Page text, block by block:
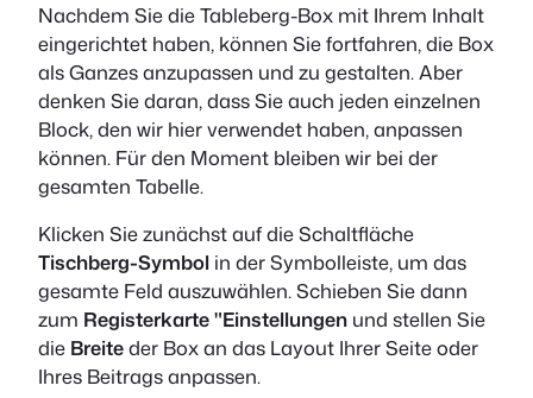
Nachdem Sie die Tableberg-Box mit Ihrem Inhalt
eingerichtet haben, können Sie fortfahren, die Box
als Ganzes anzupassen und zu gestalten. Aber
denken Sie daran, dass Sie auch jeden einzelnen
Block, den wir hier verwendet haben, anpassen
können. Für den Moment bleiben wir bei der
gesamten Tabelle.
Klicken Sie zunächst auf die Schaltfläche
Tischberg-Symbol in der Symbolleiste, um das
gesamte Feld auszuwählen. Schieben Sie dann
zum Registerkarte "Einstellungen und stellen Sie
die Breiteder Box an das Layout Ihrer Seite oder
Ihres Beitrags anpassen.